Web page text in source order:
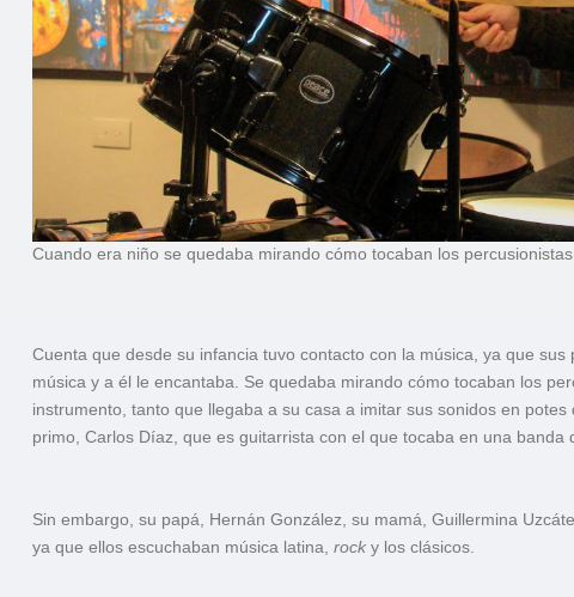
Cuando era niño se quedaba mirando cómo tocaban los
Cuenta que desde su infancia tuvo contacto con la música, ya que
música y a él le encantaba. Se quedaba mirando cómo tocaban los
instrumento, tanto que llegaba a su casa a imitar sus sonidos en
primo, Carlos Díaz, que es guitarrista con el que tocaba en una banda
Sin embargo, su papá, Hernán González, su mamá, Guillermina
ya que ellos escuchaban música latina, rock y los clásicos.